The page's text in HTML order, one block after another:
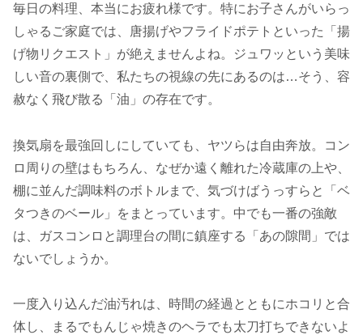
毎日の料理、本当にお疲れ様です。特にお子さんがいらっ
しゃるご家庭では、唐揚げやフライドポテトといった「揚
げ物リクエスト」が絶えませんよね。ジュワッという美味
しい音の裏側で、私たちの視線の先にあるのは…そう、容
赦なく飛び散る「油」の存在です。
換気扇を最強回しにしていても、ヤツらは自由奔放。コン
ロ周りの壁はもちろん、なぜか遠く離れた冷蔵庫の上や、
棚に並んだ調味料のボトルまで、気づけばうっすらと「ベ
タつきのベール」をまとっています。中でも一番の強敵
は、ガスコンロと調理台の間に鎮座する「あの隙間」では
ないでしょうか。
一度入り込んだ油汚れは、時間の経過とともにホコリと合
体し、まるでもんじゃ焼きのヘラでも太刀打ちできないよ